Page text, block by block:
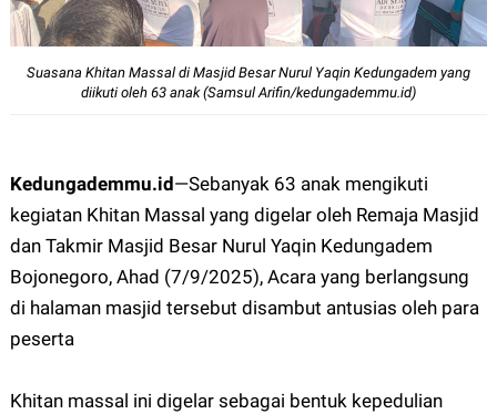
Suasana Khitan Massal di Masjid Besar Nurul Yaqin Kedungadem yang
diikuti oleh 63 anak (Samsul Arifin/kedungademmu.id)
Kedungademmu.id—Sebanyak 63 anak mengikuti
kegiatan Khitan Massal yang digelar oleh Remaja Masjid
dan Takmir Masjid Besar Nurul Yaqin Kedungadem
Bojonegoro, Ahad (7/9/2025), Acara yang berlangsung
di halaman masjid tersebut disambut antusias oleh para
peserta
Khitan massal ini digelar sebagai bentuk kepedulian